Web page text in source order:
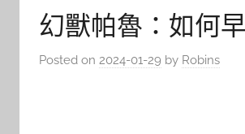
幻獸帕魯：如何
Posted on 2024-01-29 by Robins